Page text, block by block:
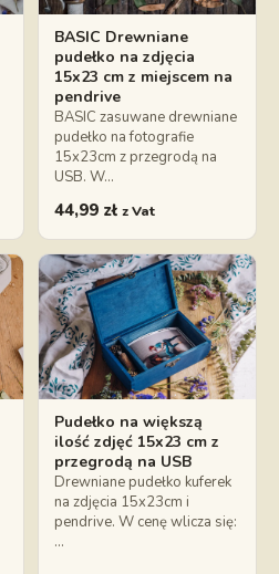
BASIC Drewniane
pudełko na zdjęcia
15x23 cm z miejscem na
pendrive
BASIC zasuwane drewniane
pudełko na fotografie
15x23cm z przegrodą na
USB. W…
44,99 zł z Vat
Pudełko na większą
ilość zdjęć 15x23 cm z
przegrodą na USB
Drewniane pudełko kuferek
na zdjęcia 15x23cm i
pendrive. W cenę wlicza się:
…